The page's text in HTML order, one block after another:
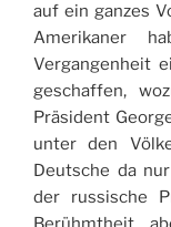
auf ein ganzes
Amerikaner
Vergangenheit
geschaffen,
Präsident
unter den
Deutsche da
der russische